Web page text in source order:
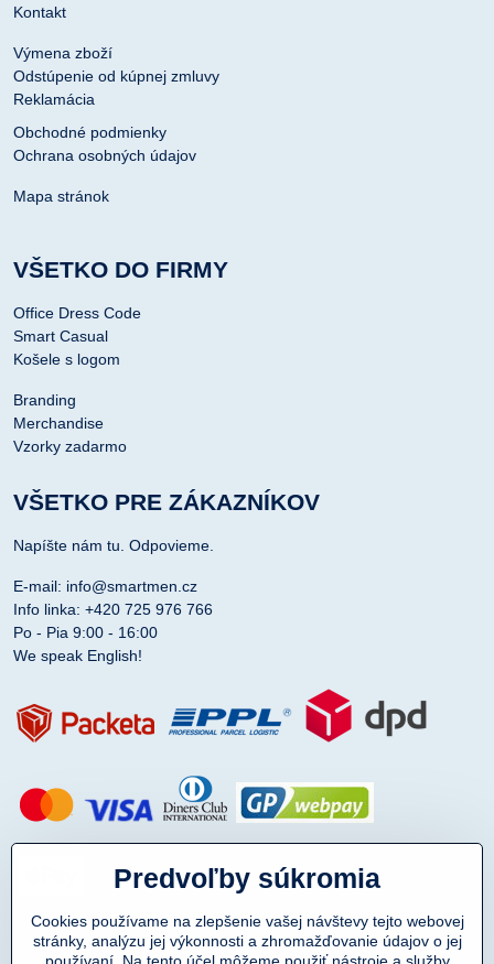
Kontakt
Výmena zboží
Odstúpenie od kúpnej zmluvy
Reklamácia
Obchodné podmienky
Ochrana osobných údajov
Mapa stránok
VŠETKO DO FIRMY
Office Dress Code
Smart Casual
Košele s logom
Branding
Merchandise
Vzorky zadarmo
VŠETKO PRE ZÁKAZNÍKOV
Napíšte nám tu. Odpovieme.
E-mail: info@smartmen.cz
Info linka: +420 725 976 766
Po - Pia 9:00 - 16:00
We speak English!
Predvoľby súkromia
Cookies používame na zlepšenie vašej návštevy tejto webovej
stránky, analýzu jej výkonnosti a zhromažďovanie údajov o jej